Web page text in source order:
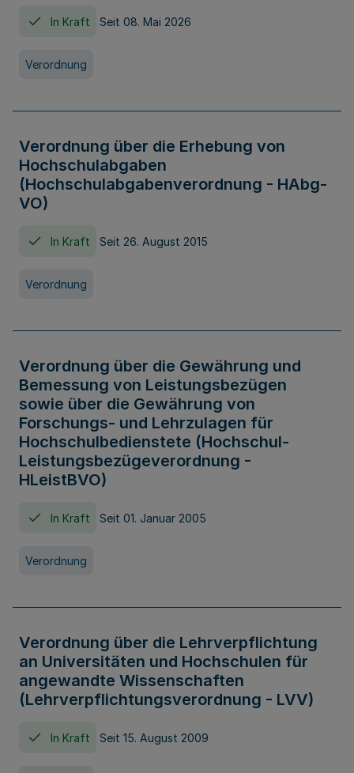
In Kraft Seit 08. Mai 2026
Verordnung
Verordnung über die Erhebung von
Hochschulabgaben
(Hochschulabgabenverordnung - HAbg-
VO)
In Kraft Seit 26. August 2015
Verordnung
Verordnung über die Gewährung und
Bemessung von Leistungsbezügen
sowie über die Gewährung von
Forschungs- und Lehrzulagen für
Hochschulbedienstete (Hochschul-
Leistungsbezügeverordnung -
HLeistBVO)
In Kraft Seit 01. Januar 2005
Verordnung
Verordnung über die Lehrverpflichtung
an Universitäten und Hochschulen für
angewandte Wissenschaften
(Lehrverpflichtungsverordnung - LVV)
In Kraft Seit 15. August 2009